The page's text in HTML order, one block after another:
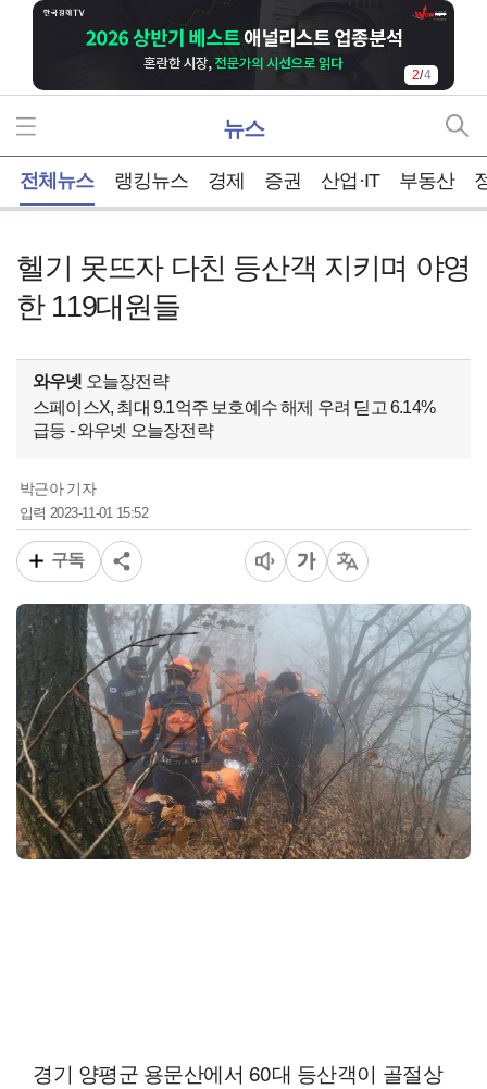
2/4
뉴스
전체뉴스 랭킹뉴스 경제 증권 산업·IT 부동산
헬기 못뜨자 다친 등산객 지키며 야영
한 119대원들
와우넷 오늘장전략
스페이스X, 최대 9.1억주 보호예수 해제 우려 딛고 6.14%
급등 - 와우넷 오늘장전략
박근아 기자
입력 2023-11-01 15:52
구독
경기 양평군 용문산에서 60대 등산객이 골절상